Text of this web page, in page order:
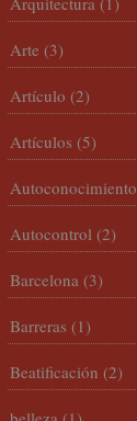
Arte (3)
Artículo (2)
Artículos (5)
Autoconocimiento
Autocontrol (2)
Barcelona (3)
Barreras (1)
Beatificación (2)